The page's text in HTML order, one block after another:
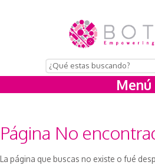
Menú
Página No
La página que buscas no existe o fué